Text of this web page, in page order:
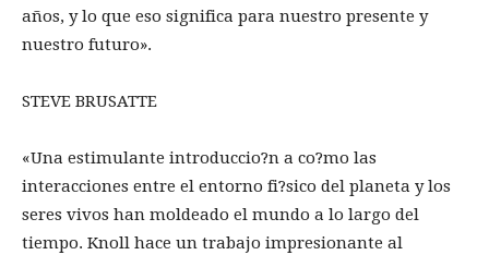
años, y lo que eso significa para nuestro presente y
nuestro futuro».
STEVE BRUSATTE
«Una estimulante introduccio?n a co?mo las
interacciones entre el entorno fi?sico del planeta y los
seres vivos han moldeado el mundo a lo largo del
tiempo. Knoll hace un trabajo impresionante al